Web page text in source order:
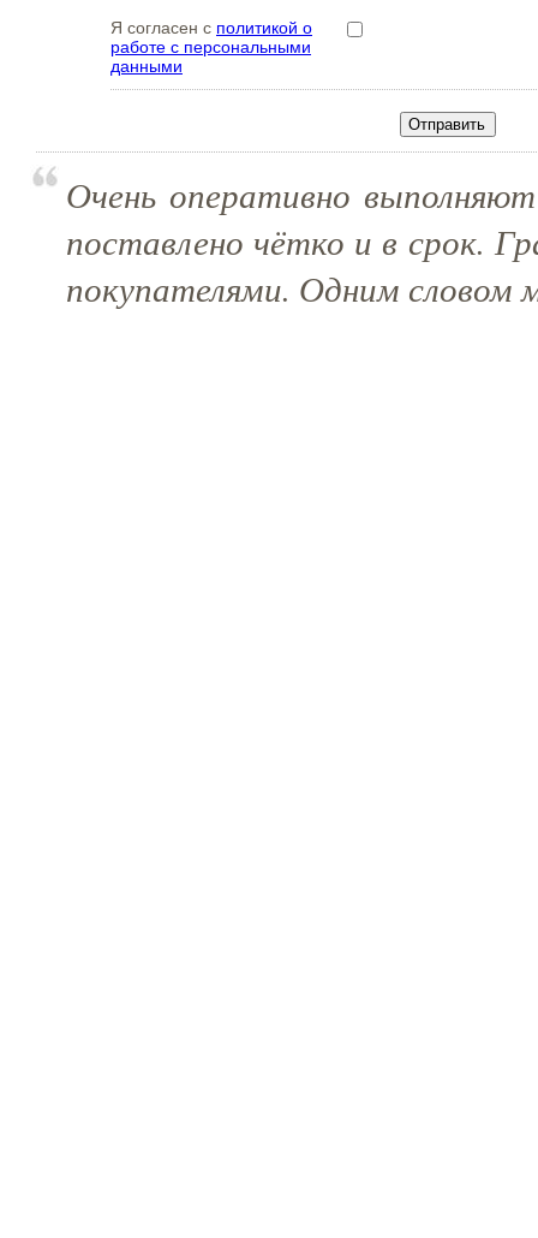
Я согласен с политикой о
работе с персональными
данными
Очень оперативно
поставлено чётко и в срок.
покупателями. Одним словом